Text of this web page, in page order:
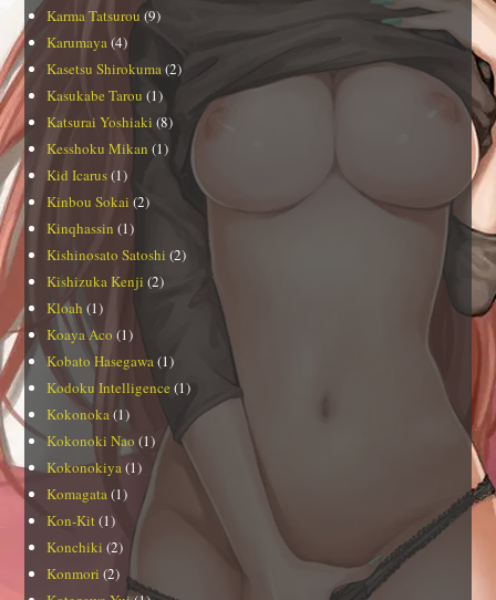
Karma Tatsurou (9)
Karumaya(4)
Kasetsu Shirokuma(2)
Kasukabe Tarou (1)
Katsurai Yoshiaki (8)
Kesshoku Mikan (1)
Kid Icarus(1)
Kinbou Sokai (2)
Kinqhassin (1)
Kishinosato Satoshi (2)
Kishizuka Kenji (2)
Kloah (1)
Koaya Aco (1)
Kobato Hasegawa(1)
Kodoku Intelligence (1)
Kokonoka(1)
Kokonoki Nao (1)
Kokonokiya(1)
Komagata(1)
Kon-Kit(1)
Konchiki (2)
Konmori (2)